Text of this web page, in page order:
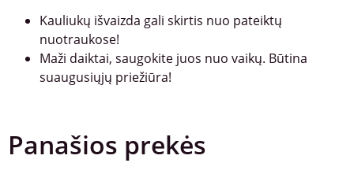
Kauliukų išvaizda gali skirtis nuo pateiktų
nuotraukose!
Maži daiktai, saugokite juos nuo vaikų. Būtina
suaugusiųjų priežiūra!
Panašios prekės